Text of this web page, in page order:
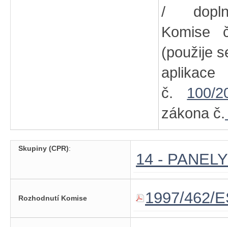
/
(použije
č. 100/
zákona č.
Skupiny (CPR):
14 -
Rozhodnutí Komise 1997/462/